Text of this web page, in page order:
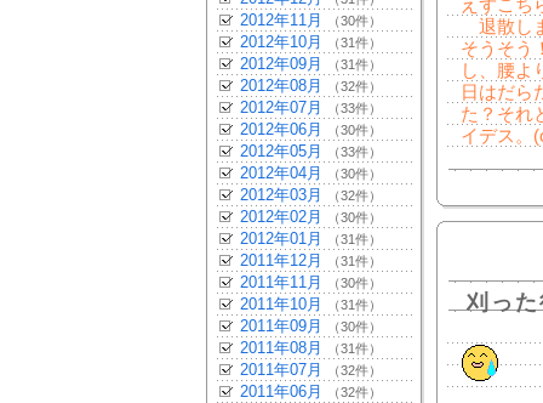
2012年11月 （30件）
2012年10月 （31件）
2012年09月 （31件）
2012年08月 （32件）
2012年07月 （33件）
2012年06月 （30件）
2012年05月 （33件）
2012年04月 （30件）
2012年03月 （32件）
2012年02月 （30件）
2012年01月 （31件）
2011年12月 （31件）
2011年11月 （30件）
2011年10月 （31件）
2011年09月 （30件）
2011年08月 （31件）
2011年07月 （32件）
2011年06月 （32件）
えずこち
退散し
そうそう
し、腰よ
日はだら
た？それ
イデス。
刈っ